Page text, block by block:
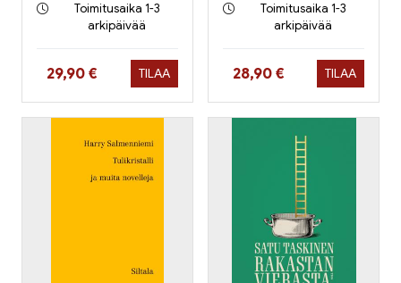
Toimitusaika 1-3
arkipäivää
Hinta nyt
29,90 € TILAA
Toimitusaika 1-3
arkipäivää
Hinta nyt
28,90 € TILAA